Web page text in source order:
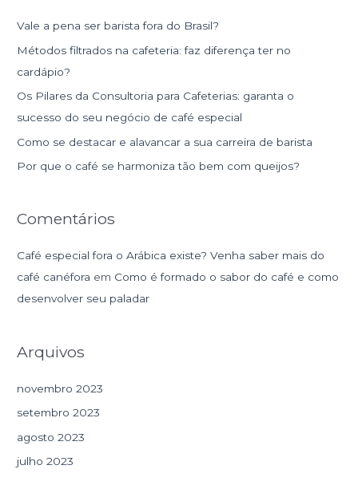
s
a
r
p
o
r
Vale a pena ser barista fora do Brasil?
Métodos filtrados na cafeteria: faz diferença ter no
cardápio?
Os Pilares da Consultoria para Cafeterias: garanta o
sucesso do seu negócio de café especial
Como se destacar e alavancar a sua carreira de barista
Por que o café se harmoniza tão bem com queijos?
Comentários
Café especial fora o Arábica existe? Venha saber mais do
café canéfora em Como é formado o sabor do café e como
desenvolver seu paladar
Arquivos
novembro 2023
setembro 2023
agosto 2023
julho 2023